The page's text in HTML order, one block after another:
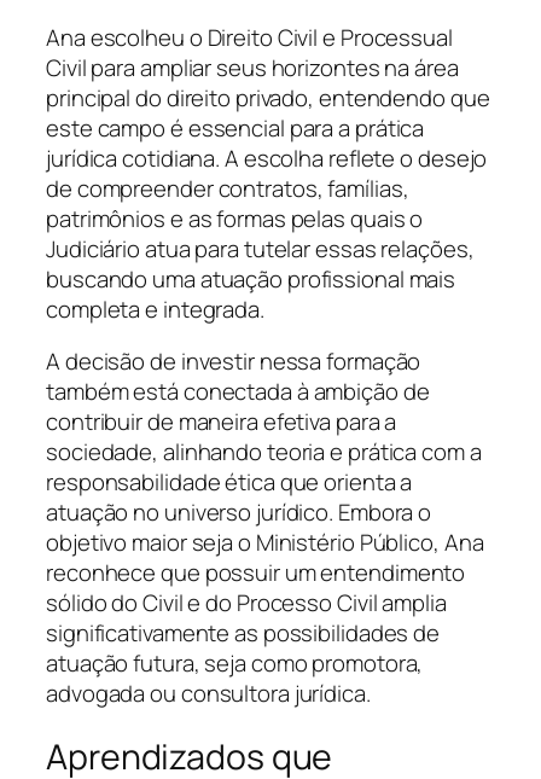
Ana escolheu o Direito Civil e Processual
Civil para ampliar seus horizontes na área
principal do direito privado, entendendo que
este campo é essencial para a prática
jurídica cotidiana. A escolha reflete o desejo
de compreender contratos, famílias,
patrimônios e as formas pelas quais o
Judiciário atua para tutelar essas relações,
buscando uma atuação profissional mais
completa e integrada.
A decisão de investir nessa formação
também está conectada à ambição de
contribuir de maneira efetiva para a
sociedade, alinhando teoria e prática com a
responsabilidade ética que orienta a
atuação no universo jurídico. Embora o
objetivo maior seja o Ministério Público, Ana
reconhece que possuir um entendimento
sólido do Civil e do Processo Civil amplia
significativamente as possibilidades de
atuação futura, seja como promotora,
advogada ou consultora jurídica.
Aprendizados que